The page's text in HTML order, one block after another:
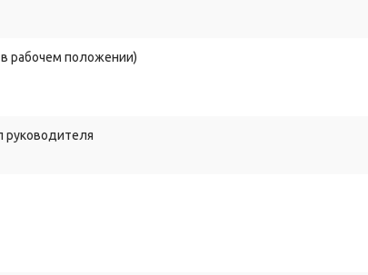
в рабочем положении)
руководителя